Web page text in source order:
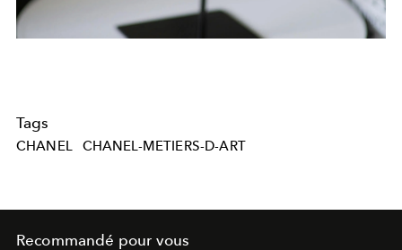
Tags
CHANEL CHANEL-METIERS-D-ART
Recommandé pour vous